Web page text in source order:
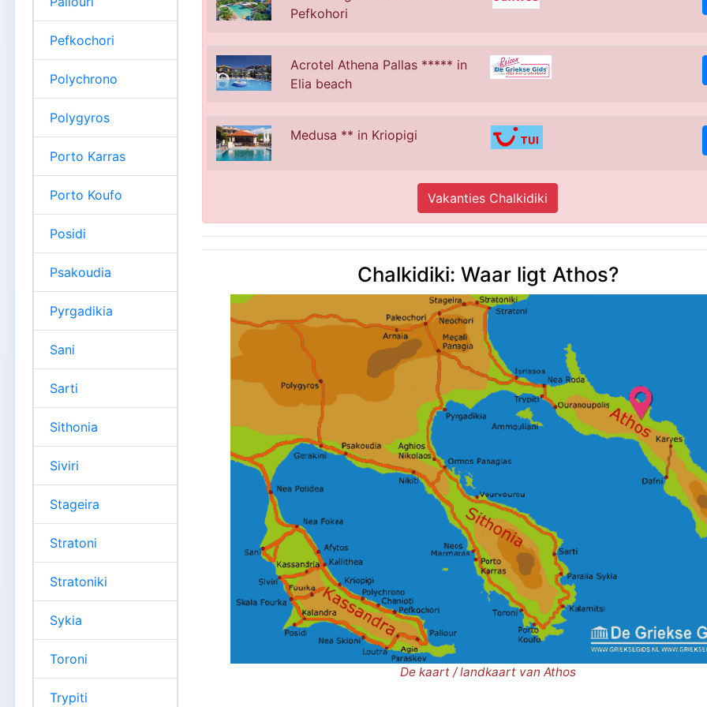
Pefkohori
Acrotel Athena Pallas ***** in
Elia beach
Medusa ** in Kriopigi
Vakanties Chalkidiki
Chalkidiki: Waar ligt Athos?
De kaart / landkaart van Athos
Pefkochori
Polychrono
Polygyros
Porto Karras
Porto Koufo
Posidi
Psakoudia
Pyrgadikia
Sani
Sarti
Sithonia
Siviri
Stageira
Stratoni
Stratoniki
Sykia
Toroni
Trypiti